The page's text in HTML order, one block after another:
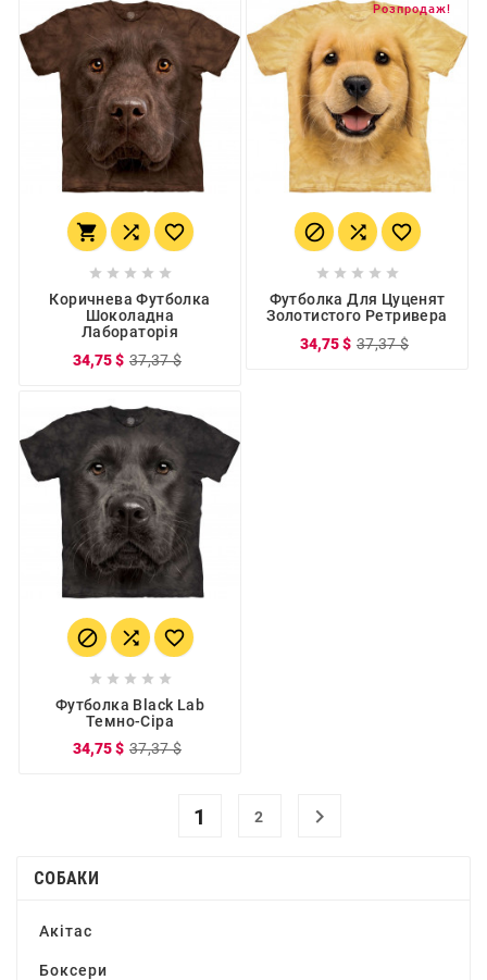
  
    
Коричнева Футболка
Шоколадна
Лабораторія
34,75 $ 37,37 $
Розпродаж!
  
    
Футболка Для Цуценят
Золотистого Ретривера
34,75 $ 37,37 $
  
    
Футболка Black Lab
Темно-Сіра
34,75 $ 37,37 $
1 2 
СОБАКИ
Акітас
Боксери